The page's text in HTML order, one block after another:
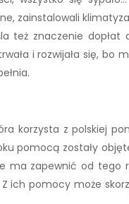
zainstalowali
też znaczenie dopłat
i rozwijała się, bo
korzysta z polskiej
pomocą zostały
ma zapewnić od tego
Z ich pomocy może